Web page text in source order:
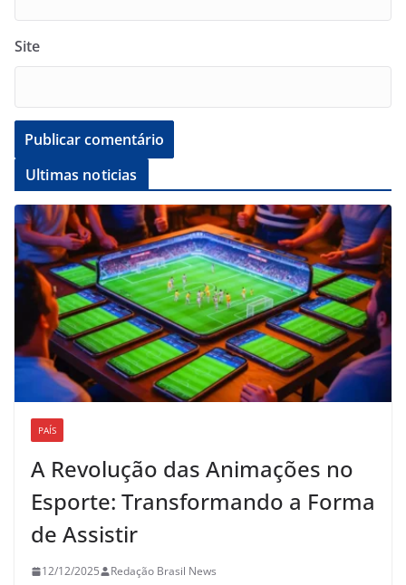
Site
Ultimas noticias
PAÍS
A Revolução das Animações no
Esporte: Transformando a Forma
de Assistir
12/12/2025 Redação Brasil News